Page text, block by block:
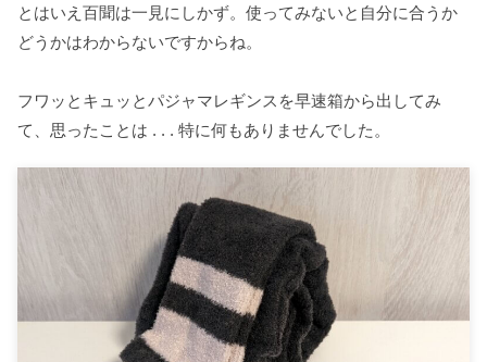
とはいえ百聞は一見にしかず。使ってみないと自分に合うか
どうかはわからないですからね。
フワッとキュッとパジャマレギンスを早速箱から出してみ
て、思ったことは . . . 特に何もありませんでした。